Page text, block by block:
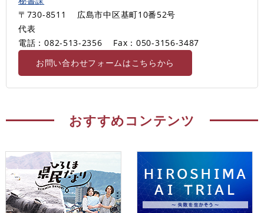
〒730-8511
広島市中区基町10番52号
代表
電話：082-513-2356
Fax：050-3156-3487
お問い合わせフォームはこちらから
おすすめコンテンツ